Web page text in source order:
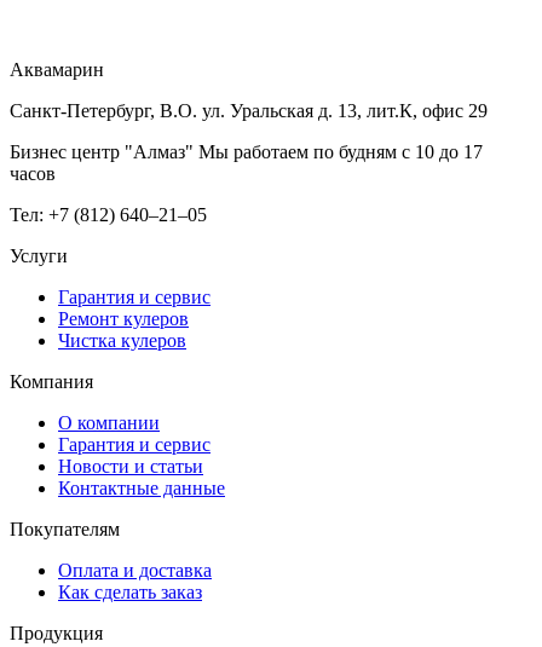
Аквамарин
Санкт-Петербург, В.О. ул. Уральская д. 13, лит.К, офис 29
Бизнес центр "Алмаз" Мы работаем по будням с 10 до 17
часов
Тел: +7 (812) 640–21–05
Услуги
Гарантия и сервис
Ремонт кулеров
Чистка кулеров
Компания
О компании
Гарантия и сервис
Новости и статьи
Контактные данные
Покупателям
Оплата и доставка
Как сделать заказ
Продукция